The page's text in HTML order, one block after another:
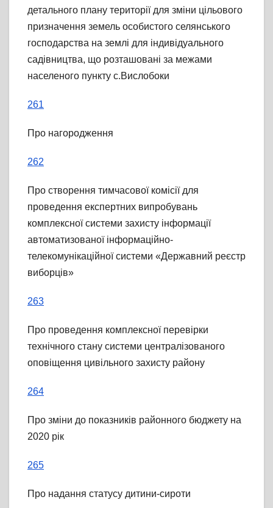
детального плану території для зміни цільового
призначення земель особистого селянського
господарства на землі для індивідуального
садівництва, що розташовані за межами
населеного пункту с.Вислобоки
261
Про нагородження
262
Про створення тимчасової комісії для
проведення експертних випробувань
комплексної системи захисту інформації
автоматизованої інформаційно-
телекомунікаційної системи «Державний реєстр
виборців»
263
Про проведення комплексної перевірки
технічного стану системи централізованого
оповіщення цивільного захисту району
264
Про зміни до показників районного бюджету на
2020 рік
265
Про надання статусу дитини-сироти